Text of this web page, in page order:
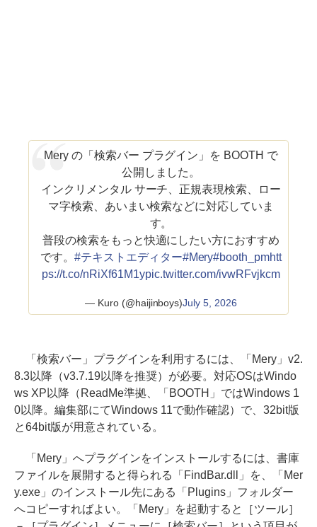
Mery の「検索バー プラグイン」を BOOTH で
公開しました。
インクリメンタル サーチ、正規表現検索、ロー
マ字検索、あいまい検索などに対応していま
す。
普段の検索をもっと快適にしたい方におすすめ
です。 #テキストエディター#Mery#booth_pmhtt
ps://t.co/nRiXf61M1ypic.twitter.com/ivwRFvjkcm
— Kuro (@haijinboys)July 5, 2026
「検索バー」プラグインを利用するには、「Mery」v2.
8.3以降（v3.7.19以降を推奨）が必要。対応OSはWindo
ws XP以降（ReadMe準拠、「BOOTH」ではWindows 1
0以降。編集部にてWindows 11で動作確認）で、32bit版
と64bit版が用意されている。
「Mery」へプラグインをインストールするには、書庫
ファイルを展開すると得られる「FindBar.dll」を、「Mer
y.exe」のインストール先にある「Plugins」フォルダー
へコピーすればよい。「Mery」を起動すると［ツール］